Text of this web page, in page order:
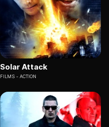
Solar Attack
FILMS ACTION